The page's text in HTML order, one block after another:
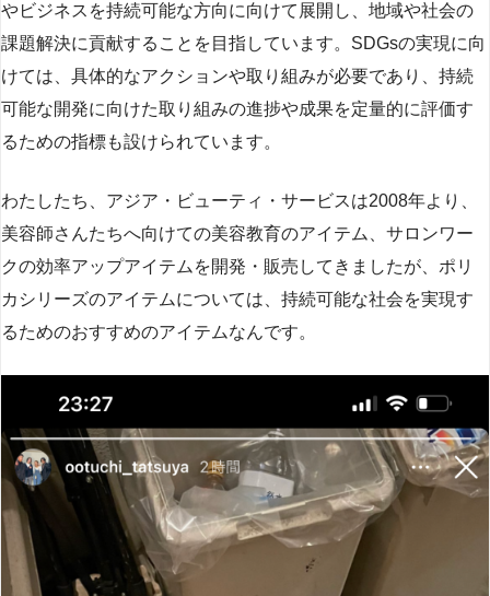
やビジネスを持続可能な方向に向けて展開し、地域や社会の
課題解決に貢献することを目指しています。SDGsの実現に向
けては、具体的なアクションや取り組みが必要であり、持続
可能な開発に向けた取り組みの進捗や成果を定量的に評価す
るための指標も設けられています。
わたしたち、アジア・ビューティ・サービスは2008年より、
美容師さんたちへ向けての美容教育のアイテム、サロンワー
クの効率アップアイテムを開発・販売してきましたが、ポリ
カシリーズのアイテムについては、持続可能な社会を実現す
るためのおすすめのアイテムなんです。